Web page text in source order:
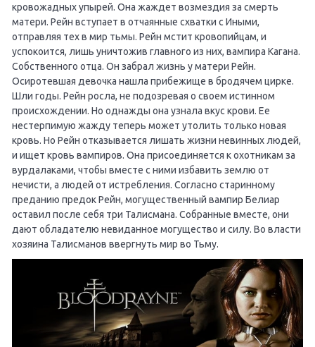
кровожадных упырей. Она жаждет возмездия за смерть
матери. Рейн вступает в отчаянные схватки с Иными,
отправляя тех в мир тьмы. Рейн мстит кровопийцам, и
успокоится, лишь уничтожив главного из них, вампира Кагана.
Собственного отца. Он забрал жизнь у матери Рейн.
Осиротевшая девочка нашла прибежище в бродячем цирке.
Шли годы. Рейн росла, не подозревая о своем истинном
происхождении. Но однажды она узнала вкус крови. Ее
нестерпимую жажду теперь может утолить только новая
кровь. Но Рейн отказывается лишать жизни невинных людей,
и ищет кровь вампиров. Она присоединяется к охотникам за
вурдалаками, чтобы вместе с ними избавить землю от
нечисти, а людей от истребления. Согласно старинному
преданию предок Рейн, могущественный вампир Белиар
оставил после себя три Талисмана. Собранные вместе, они
дают обладателю невиданное могущество и силу. Во власти
хозяина Талисманов ввергнуть мир во Тьму.